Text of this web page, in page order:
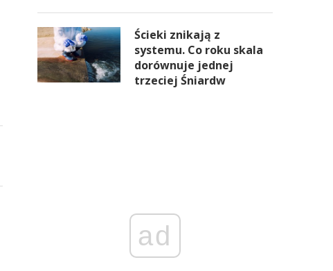
Ścieki znikają z
systemu. Co roku skala
dorównuje jednej
trzeciej Śniardw
ad